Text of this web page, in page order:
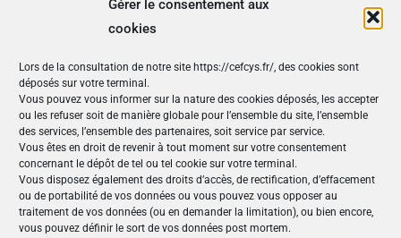
Gérer le consentement aux
cookies
Lors de la consultation de notre site https://cefcys.fr/, des cookies sont
déposés sur votre terminal.
Vous pouvez vous informer sur la nature des cookies déposés, les accepter
ou les refuser soit de manière globale pour l’ensemble du site, l’ensemble
des services, l’ensemble des partenaires, soit service par service.
Vous êtes en droit de revenir à tout moment sur votre consentement
concernant le dépôt de tel ou tel cookie sur votre terminal.
Vous disposez également des droits d’accès, de rectification, d’effacement
ou de portabilité de vos données ou vous pouvez vous opposer au
traitement de vos données (ou en demander la limitation), ou bien encore,
vous pouvez définir le sort de vos données post mortem.
Vidéos (8)
Les derniers tweets
Tweets by @CEFCYS_Officiel
Nos Publications
Articles (69)
Le Cefcys et son engagement (4)